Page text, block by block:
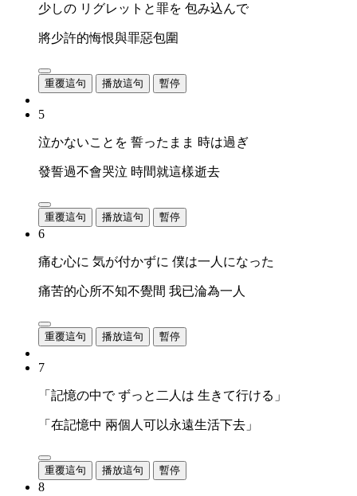
少しの リグレットと罪を 包み込んで
將少許的悔恨與罪惡包圍
重覆這句 播放這句 暫停
5
泣かないことを 誓ったまま 時は過ぎ
發誓過不會哭泣 時間就這樣逝去
重覆這句 播放這句 暫停
6
痛む心に 気が付かずに 僕は一人になった
痛苦的心所不知不覺間 我已淪為一人
重覆這句 播放這句 暫停
7
「記憶の中で ずっと二人は 生きて行ける」
「在記憶中 兩個人可以永遠生活下去」
重覆這句 播放這句 暫停
8